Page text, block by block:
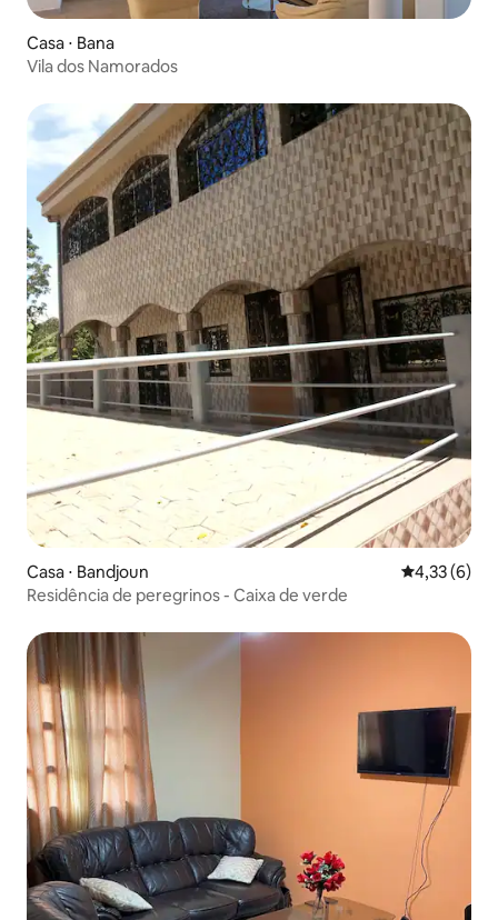
Casa ⋅ Bana
Vila dos Namorados
Casa ⋅ Bandjoun 4,33 de
4,33 (6)
Residência de peregrinos - Caixa de verde